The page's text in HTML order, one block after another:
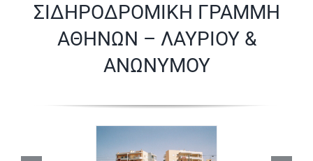
ΣΙΔΗΡΟΔΡΟΜΙΚΗ ΓΡΑΜΜΗ
ΑΘΗΝΩΝ – ΛΑΥΡΙΟΥ &
ΑΝΩΝΥΜΟΥ